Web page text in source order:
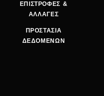
ΕΠΙΣΤΡΟΦΕΣ &
ΑΛΛΑΓΕΣ
ΠΡΟΣΤΑΣΙΑ
ΔΕΔΟΜΕΝΩΝ